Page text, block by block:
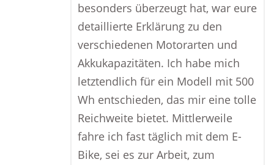
besonders überzeugt hat, war eure
detaillierte Erklärung zu den
verschiedenen Motorarten und
Akkukapazitäten. Ich habe mich
letztendlich für ein Modell mit 500
Wh entschieden, das mir eine tolle
Reichweite bietet. Mittlerweile
fahre ich fast täglich mit dem E-
Bike, sei es zur Arbeit, zum